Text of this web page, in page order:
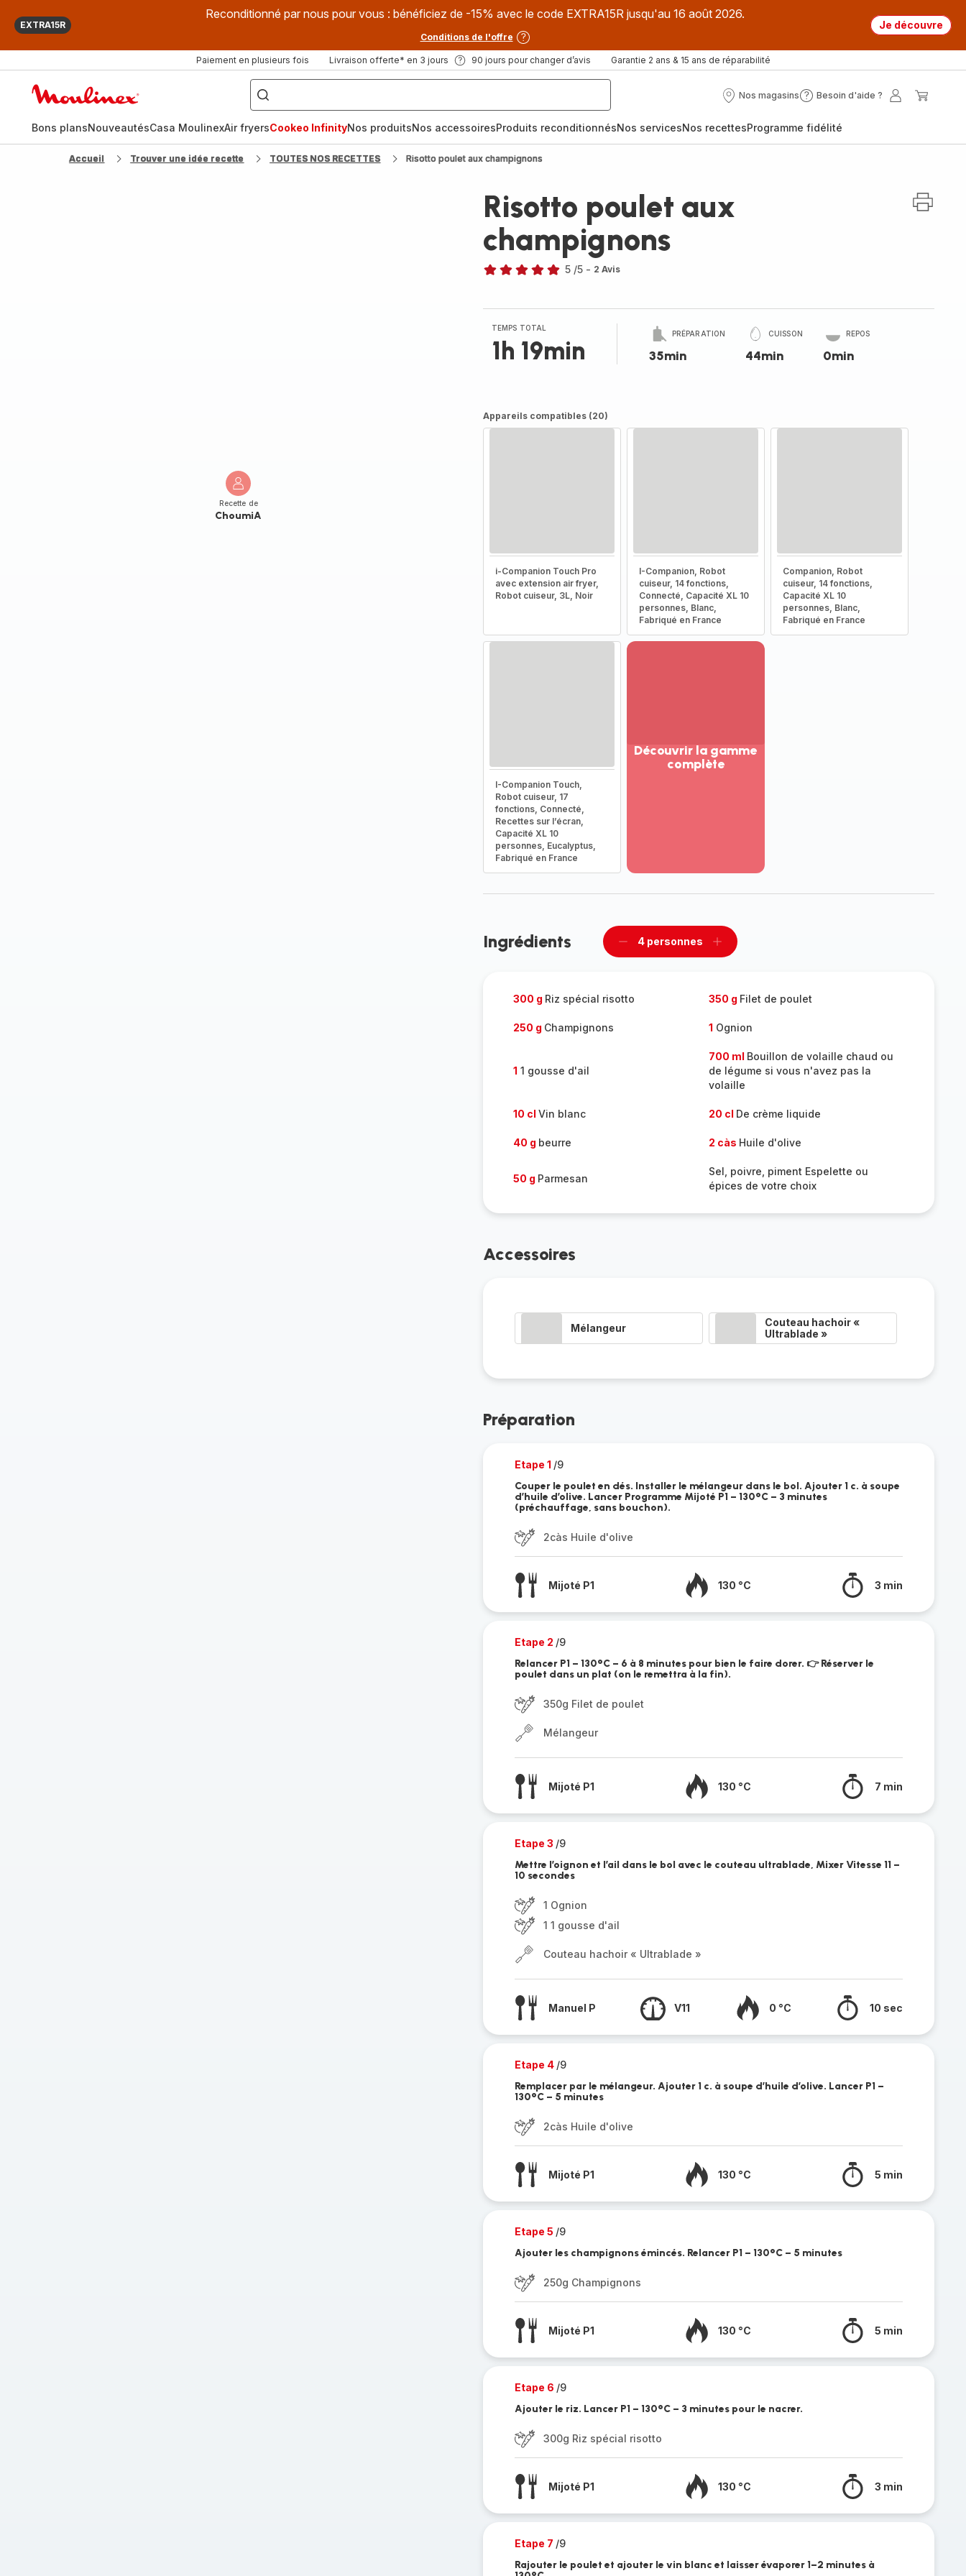
EXTRA15R
Reconditionné par nous pour vous : bénéficiez de -15% avec le code EXTRA15R jusqu'au 16 août 2026.
Conditions de l'offre
Je découvre
Paiement en plusieurs fois Livraison offerte* en 3 jours 90 jours pour changer d’avis Garantie 2 ans & 15 ans de réparabilité
["Que
recherchez-
vous
?",
fryer",
"Companion"]
Nos magasins
Nos
Besoin d'aide ?
Besoin
?
Mon
Bons plansNouveautésCasa MoulinexAir fryersCookeo InfinityNos produitsNos accessoiresProduits reconditionnésNos servicesNos recettesProgramme fidélité
Accueil Trouver une idée recette TOUTES NOS RECETTES Risotto poulet aux champignons
Recette de
ChoumiA
Risotto poulet aux
champignons
étoiles
(moyenne)
5 /5 - 2 Avis
TEMPS TOTAL
1h 19min
PRÉPARATION
35min
CUISSON
44min
REPOS
0min
Appareils compatibles (20)
i-Companion Touch Pro
avec extension air fryer,
Robot cuiseur, 3L, Noir
I-Companion, Robot
cuiseur, 14 fonctions,
Connecté, Capacité XL 10
personnes, Blanc,
Fabriqué en France
Companion, Robot
cuiseur, 14 fonctions,
Capacité XL 10
personnes, Blanc,
Fabriqué en France
I-Companion Touch,
Robot cuiseur, 17
fonctions, Connecté,
Recettes sur l’écran,
Capacité XL 10
personnes, Eucalyptus,
Fabriqué en France
Découvrir la gamme
complète
Ingrédients
Supprimer
4 personnes
Ajouter
300 g Riz spécial risotto 350 g Filet de poulet
250 g Champignons 1 Ognion
1 1 gousse d'ail
700 ml Bouillon de volaille chaud ou
de légume si vous n'avez pas la
volaille
10 cl Vin blanc 20 cl De crème liquide
40 g beurre 2 càs Huile d'olive
50 g Parmesan
Sel, poivre, piment Espelette ou
épices de votre choix
Accessoires
Mélangeur
Couteau hachoir «
Ultrablade »
Préparation
Etape 1 /9
Couper le poulet en dés. Installer le mélangeur dans le bol. Ajouter 1 c. à soupe
d’huile d’olive. Lancer Programme Mijoté P1 – 130°C – 3 minutes
(préchauffage, sans bouchon).
2càs Huile d'olive
Mijoté P1 130 °C 3 min
Etape 2 /9
Relancer P1 – 130°C – 6 à 8 minutes pour bien le faire dorer. 👉 Réserver le
poulet dans un plat (on le remettra à la fin).
350g Filet de poulet
Mélangeur
Mijoté P1 130 °C 7 min
Etape 3 /9
Mettre l’oignon et l’ail dans le bol avec le couteau ultrablade, Mixer Vitesse 11 –
10 secondes
1 Ognion
1 1 gousse d'ail
Couteau hachoir « Ultrablade »
Manuel P V11 0 °C 10 sec
Etape 4 /9
Remplacer par le mélangeur. Ajouter 1 c. à soupe d’huile d’olive. Lancer P1 –
130°C – 5 minutes
2càs Huile d'olive
Mijoté P1 130 °C 5 min
Etape 5 /9
Ajouter les champignons émincés. Relancer P1 – 130°C – 5 minutes
250g Champignons
Mijoté P1 130 °C 5 min
Etape 6 /9
Ajouter le riz. Lancer P1 – 130°C – 3 minutes pour le nacrer.
300g Riz spécial risotto
Mijoté P1 130 °C 3 min
Etape 7 /9
Rajouter le poulet et ajouter le vin blanc et laisser évaporer 1–2 minutes à